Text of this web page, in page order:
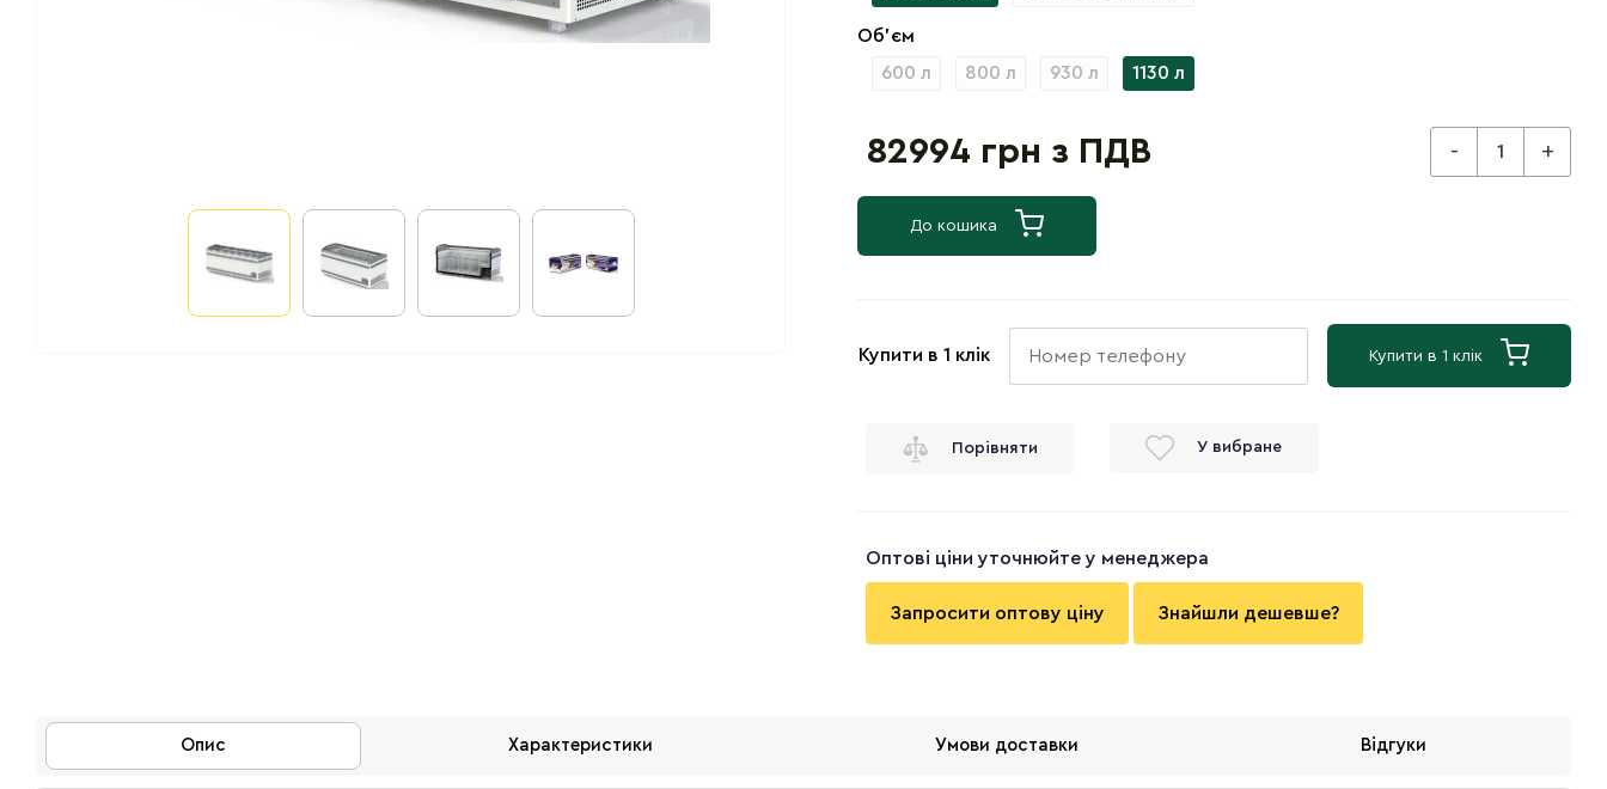
Об'єм
600 л
800 л 930 л 1130 л
82994 грн з ПДВ - +
До кошика
Купити в 1 клік Купити в 1 клік
Порівняти У вибране
Оптові ціни уточнюйте у менеджера
Запросити оптову ціну Знайшли дешевше?
Опис Характеристики Умови доставки Відгуки